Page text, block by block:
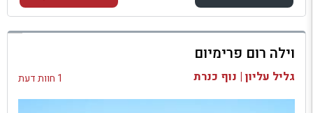
למתחם זה
בדיקת זמינות ומחירים
וילה רום פרימיום
גליל עליון | נוף כנרת 1 חוות דעת